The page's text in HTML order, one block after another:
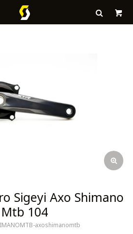
Sigeyi Axo Shimano
Mtb 104
axoshimanomtb